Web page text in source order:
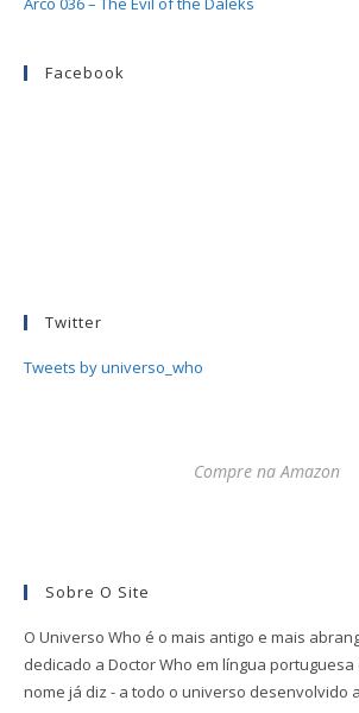
Facebook
Twitter
Tweets by universo_who
Compre na Amazon
Sobre O Site
O Universo Who é o mais antigo e mais
dedicado a Doctor Who em língua portuguesa
nome já diz - a todo o universo desenvolvido